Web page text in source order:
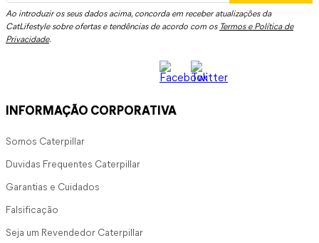
Ao introduzir os seus dados acima, concorda em receber atualizações da
CatLifestyle sobre ofertas e tendências de acordo com os Termos e Política de
Privacidade.
INFORMAÇÃO CORPORATIVA
Somos Caterpillar
Duvidas Frequentes Caterpillar
Garantias e Cuidados
Falsificação
Seja um Revendedor Caterpillar